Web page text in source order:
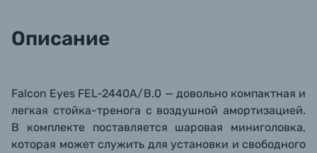
Описание
Falcon Eyes FEL-2440A/B.0 — довольно компактная и
легкая стойка-тренога с воздушной амортизацией.
В комплекте поставляется шаровая миниголовка,
которая может служить для установки и свободного